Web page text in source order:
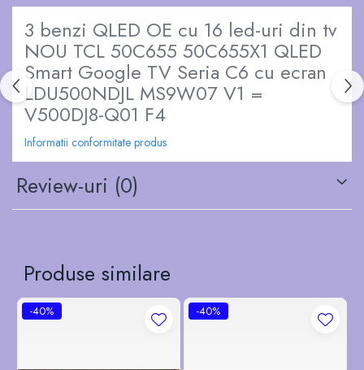
3 benzi QLED OE cu 16 led-uri din tv
NOU TCL 50C655 50C655X1 QLED
Smart Google TV Seria C6 cu ecran
LDU500NDJL MS9W07 V1 =
V500DJ8-Q01 F4
Informatii conformitate produs
Review-uri (0)
Produse similare
-40% -40%